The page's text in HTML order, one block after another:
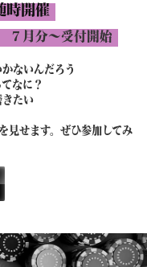
開催
月分〜受付開始
ないんだろう
なに？
たい
見せます。ぜひ参加してみ